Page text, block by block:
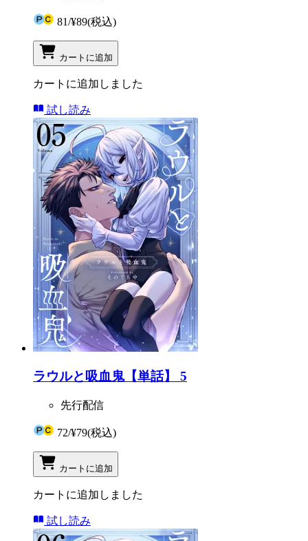
81/¥89(税込)
カートに追加
カートに追加しました
試し読み
ラウルと吸血鬼【単話】 5
先行配信
72/¥79(税込)
カートに追加
カートに追加しました
試し読み